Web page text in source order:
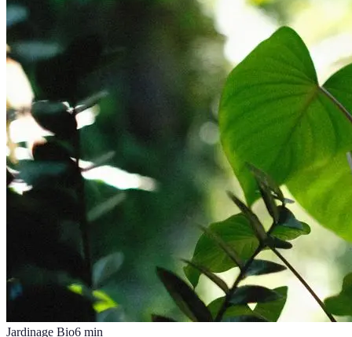
Jardinage Bio6 min